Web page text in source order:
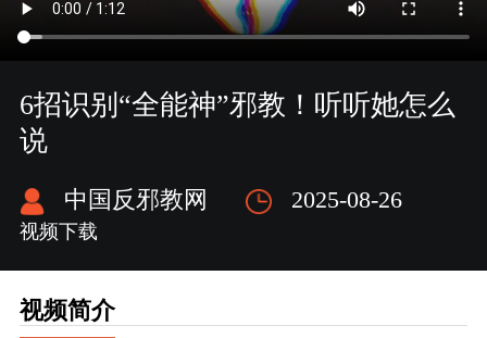
6招识别“全能神”邪教！听听她怎么
说
中国反邪教网 2025-08-26
视频下载
视频简介